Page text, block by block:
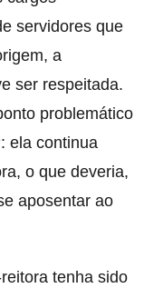
servidores que
a
ser respeitada.
problemático
ela continua
o que deveria,
aposentar ao
tenha sido